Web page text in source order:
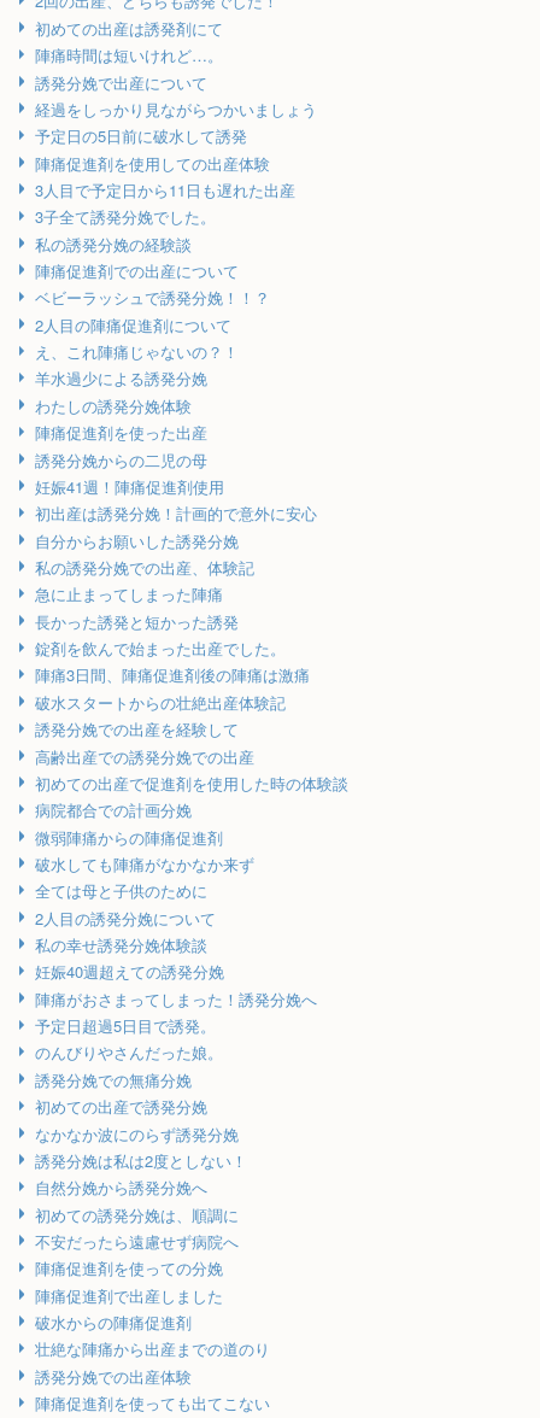
初めての出産は誘発剤にて
陣痛時間は短いけれど…。
誘発分娩で出産について
経過をしっかり見ながらつかいましょう
予定日の5日前に破水して誘発
陣痛促進剤を使用しての出産体験
3人目で予定日から11日も遅れた出産
3子全て誘発分娩でした。
私の誘発分娩の経験談
陣痛促進剤での出産について
ベビーラッシュで誘発分娩！！？
2人目の陣痛促進剤について
え、これ陣痛じゃないの？！
羊水過少による誘発分娩
わたしの誘発分娩体験
陣痛促進剤を使った出産
誘発分娩からの二児の母
妊娠41週！陣痛促進剤使用
初出産は誘発分娩！計画的で意外に安心
自分からお願いした誘発分娩
私の誘発分娩での出産、体験記
急に止まってしまった陣痛
長かった誘発と短かった誘発
錠剤を飲んで始まった出産でした。
陣痛3日間、陣痛促進剤後の陣痛は激痛
破水スタートからの壮絶出産体験記
誘発分娩での出産を経験して
高齢出産での誘発分娩での出産
初めての出産で促進剤を使用した時の体験談
病院都合での計画分娩
微弱陣痛からの陣痛促進剤
破水しても陣痛がなかなか来ず
全ては母と子供のために
2人目の誘発分娩について
私の幸せ誘発分娩体験談
妊娠40週超えての誘発分娩
陣痛がおさまってしまった！誘発分娩へ
予定日超過5日目で誘発。
のんびりやさんだった娘。
誘発分娩での無痛分娩
初めての出産で誘発分娩
なかなか波にのらず誘発分娩
誘発分娩は私は2度としない！
自然分娩から誘発分娩へ
初めての誘発分娩は、順調に
不安だったら遠慮せず病院へ
陣痛促進剤を使っての分娩
陣痛促進剤で出産しました
破水からの陣痛促進剤
壮絶な陣痛から出産までの道のり
誘発分娩での出産体験
陣痛促進剤を使っても出てこない